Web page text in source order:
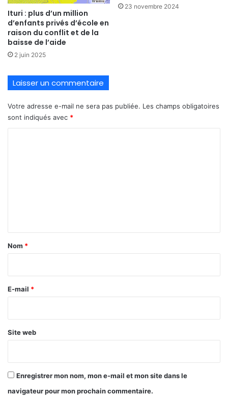
Ituri : plus d’un million
d’enfants privés d’école en
raison du conflit et de la
baisse de l’aide
2 juin 2025
23 novembre 2024
Laisser un commentaire
Votre adresse e-mail ne sera pas publiée. Les champs obligatoires
sont indiqués avec *
a
e
Nom *
E-mail *
Site web
Enregistrer mon nom, mon e-mail et mon site dans le
navigateur pour mon prochain commentaire.